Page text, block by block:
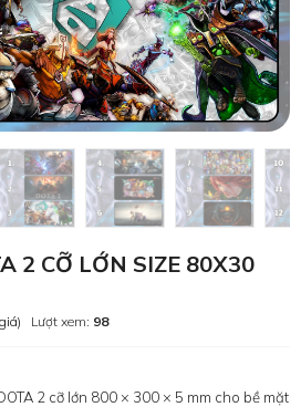
2 CỠ LỚN SIZE 80X30
Lượt xem: 98
2 cỡ lớn 800 × 300 × 5 mm cho bề mặt